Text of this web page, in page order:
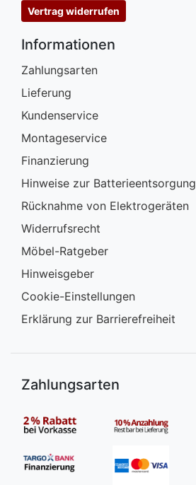
Vertrag widerrufen
Informationen
Zahlungsarten
Lieferung
Kundenservice
Montageservice
Finanzierung
Hinweise zur Batterieentsorgung
Rücknahme von Elektrogeräten
Widerrufsrecht
Möbel-Ratgeber
Hinweisgeber
Cookie-Einstellungen
Erklärung zur Barrierefreiheit
Zahlungsarten